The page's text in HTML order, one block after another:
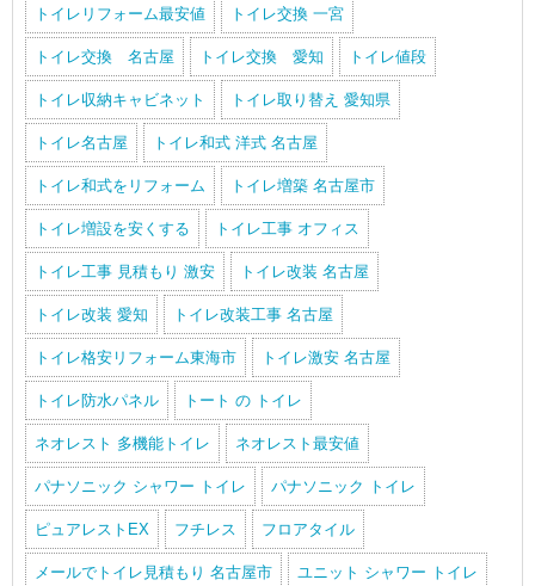
トイレリフォーム最安値 トイレ交換 一宮
トイレ交換 名古屋 トイレ交換 愛知 トイレ値段
トイレ収納キャビネット トイレ取り替え 愛知県
トイレ名古屋 トイレ和式 洋式 名古屋
トイレ和式をリフォーム トイレ増築 名古屋市
トイレ増設を安くする トイレ工事 オフィス
トイレ工事 見積もり 激安 トイレ改装 名古屋
トイレ改装 愛知 トイレ改装工事 名古屋
トイレ格安リフォーム東海市 トイレ激安 名古屋
トイレ防水パネル トート の トイレ
ネオレスト 多機能トイレ ネオレスト最安値
パナソニック シャワー トイレ パナソニック トイレ
ピュアレストEX フチレス フロアタイル
メールでトイレ見積もり 名古屋市 ユニット シャワー トイレ